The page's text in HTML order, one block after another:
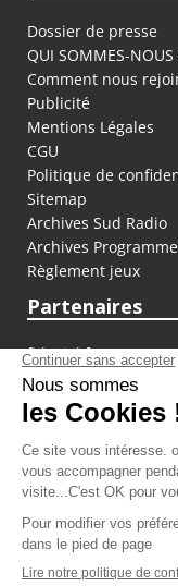
Dossier de presse
QUI SOMMES-NOUS
Comment nous
Publicité
Mentions Légales
CGU
Politique de
Sitemap
Archives Sud Radio
Archives
Règlement jeux
Partenaires
fiducial.fr
lyoncapitale.fr
olympique-et-
L'application
Les cookies